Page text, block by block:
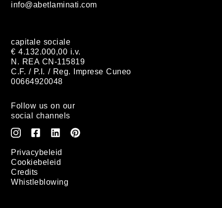
info@abetlaminati.com
capitale sociale
€ 4.132.000,00 i.v.
N. REA CN-115819
C.F. / P.I. / Reg. Imprese Cuneo
00664920048
Follow us on our
social channels
Privacybeleid
Cookiebeleid
Credits
Whistleblowing